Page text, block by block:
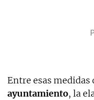
Entre esas medidas
ayuntamiento, la